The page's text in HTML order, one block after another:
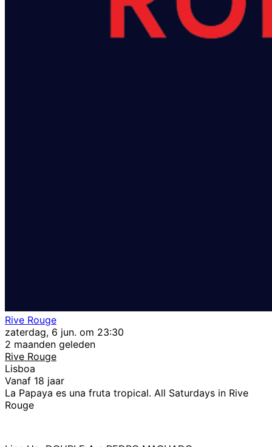
Rive Rouge
zaterdag, 6 jun. om 23:30
2 maanden geleden
Rive Rouge
Lisboa
Vanaf 18 jaar
La Papaya es una fruta tropical. All Saturdays in Rive
Rouge